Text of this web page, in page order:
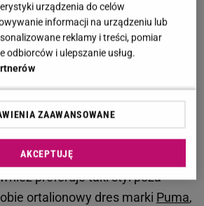
w Warszawie. Mąż
wybierał się na bieganie
oczekują 27 i 28 czerwca na
wokalistkę w zjawiskowych
makijażu. Przed wielkim
ją zobaczyć w sportowym
preferuje taki styl poza
ortalionowy dres marki Puma,
urządzenia do celów
informacji na urządzeniu lub
reklamy i treści, pomiar
odbiorców i ulepszanie usług.
ZAAWANSOWANE
AKCEPTUJĘ